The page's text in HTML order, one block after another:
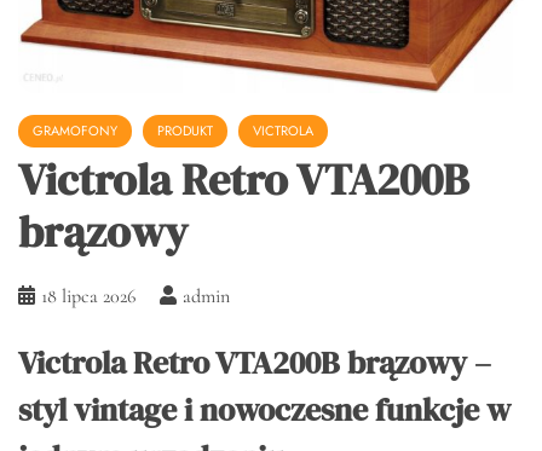
GRAMOFONY PRODUKT VICTROLA
Victrola Retro VTA200B
brązowy
18 lipca 2026 admin
Victrola Retro VTA200B brązowy –
styl vintage i nowoczesne funkcje w